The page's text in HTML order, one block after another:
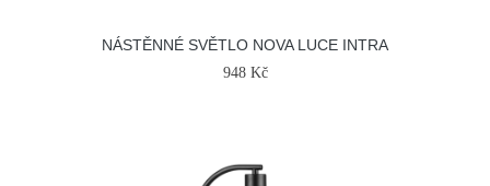
NÁSTĚNNÉ SVĚTLO NOVA LUCE INTRA
948 Kč